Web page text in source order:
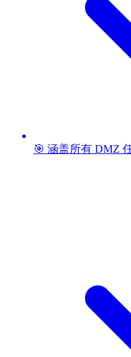
🎯 涵盖所有 DMZ